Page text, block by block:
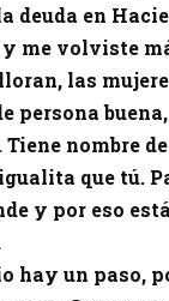
deuda en
me volviste
las
persona
Tiene nombre
que tú.
y por eso
hay un paso,